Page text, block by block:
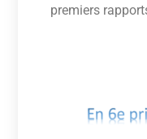
premiers